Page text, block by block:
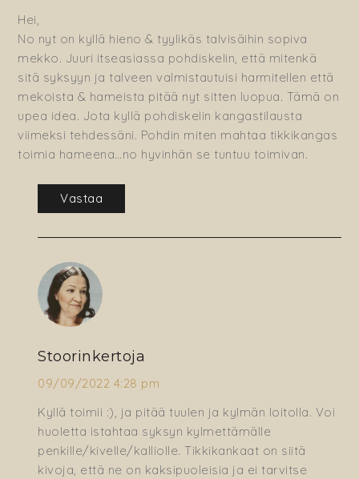
Hei,
No nyt on kyllä hieno & tyylikäs talvisäihin sopiva
mekko. Juuri itseasiassa pohdiskelin, että mitenkä
sitä syksyyn ja talveen valmistautuisi harmitellen että
mekoista & hameista pitää nyt sitten luopua. Tämä on
upea idea. Jota kyllä pohdiskelin kangastilausta
viimeksi tehdessäni. Pohdin miten mahtaa tikkikangas
toimia hameena…no hyvinhän se tuntuu toimivan.
Vastaa
Stoorinkertoja
09/09/2022 4:28 pm
Kyllä toimii :), ja pitää tuulen ja kylmän loitolla. Voi
huoletta istahtaa syksyn kylmettämälle
penkille/kivelle/kalliolle. Tikkikankaat on siitä
kivoja, että ne on kaksipuoleisia ja ei tarvitse